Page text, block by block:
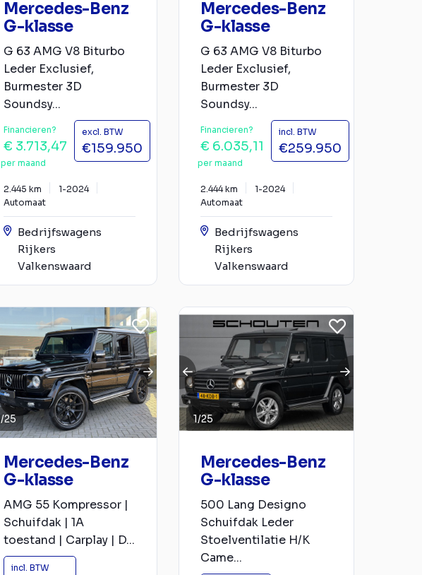
Mercedes-Benz
G-klasse
G 63 AMG V8 Biturbo
Leder Exclusief,
Burmester 3D
Soundsy...
Financieren?
€ 3.713,47
per maand
excl. BTW
€159.950
2.445 km
1-2024
Automaat
Bedrijfswagens
Rijkers
Valkenswaard
Mercedes-Benz
G-klasse
G 63 AMG V8 Biturbo
Leder Exclusief,
Burmester 3D
Soundsy...
Financieren?
€ 6.035,11
per maand
incl. BTW
€259.950
2.444 km
1-2024
Automaat
Bedrijfswagens
Rijkers
Valkenswaard
/25
Mercedes-Benz
G-klasse
AMG 55 Kompressor |
Schuifdak | 1A
toestand | Carplay | D...
incl. BTW
1/25
Mercedes-Benz
G-klasse
500 Lang Designo
Schuifdak Leder
Stoelventilatie H/K
Came...